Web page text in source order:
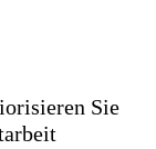
Sie